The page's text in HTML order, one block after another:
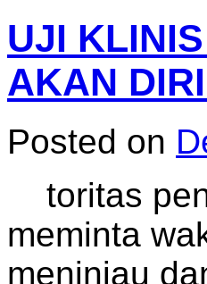
UJI
AKAN
Posted on
toritas
meminta
meninjau